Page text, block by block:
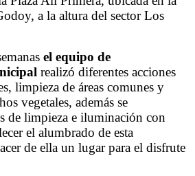
a la altura del sector Los
el equipo de
realizó diferentes acciones
limpieza de áreas comunes y
vegetales, además se
de limpieza e iluminación con
el alumbrado de esta
de ella un lugar para el disfrute